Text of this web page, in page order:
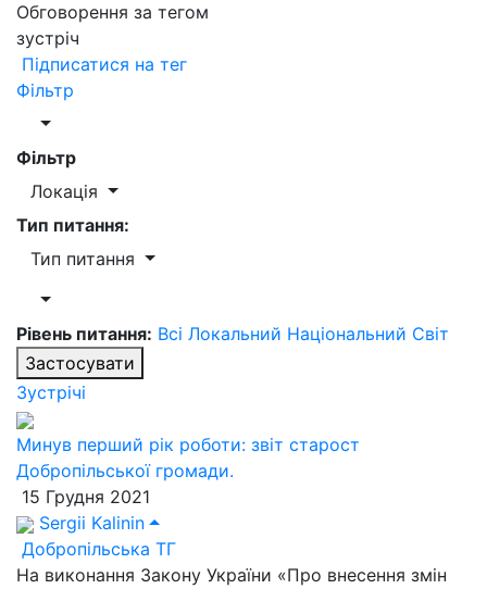
Обговорення за тегом
зустріч
Підписатися на тег
Фільтр
Фільтр
Локація
Тип питання:
Тип питання
Рівень питання: Всі Локальний Національний Світ
Застосувати
Зустрічі
Минув перший рік роботи: звіт старост
Добропільської громади.
15 Грудня 2021
Sergii Kalinin
Добропільська ТГ
На виконання Закону України «Про внесення змін